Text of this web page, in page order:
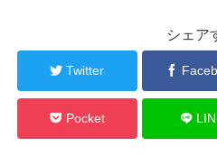
シェア
Twitter
Pocket